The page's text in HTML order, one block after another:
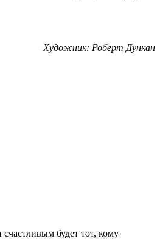
Художник: Роберт Дункан
будет тот, кому